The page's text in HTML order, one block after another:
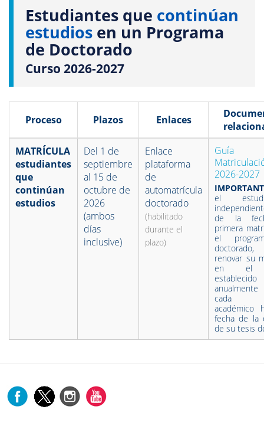
Estudiantes que continúan
estudios en un Programa
de Doctorado
Curso 2026-2027
Proceso Plazos Enlaces
MATRÍCULA
estudiantes
que
continúan
estudios
Del 1 de
septiembre
al 15 de
octubre de
2026
(ambos
días
inclusive)
Enlace
plataforma
de
automatrícula
doctorado
(habilitado
durante el
plazo)
2026-2027
el
de la
primera
el
doctorado,
renovar su
en el
establecido
cada
académico
fecha de la
de su tesis